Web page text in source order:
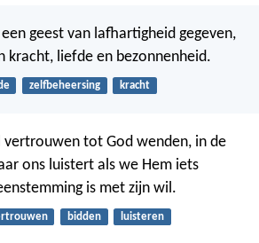
geest van lafhartigheid gegeven,
kracht, liefde en bezonnenheid.
zelfbeheersing kracht
vertrouwen tot God wenden, in de
ons luistert als we Hem iets
is met zijn wil.
bidden luisteren